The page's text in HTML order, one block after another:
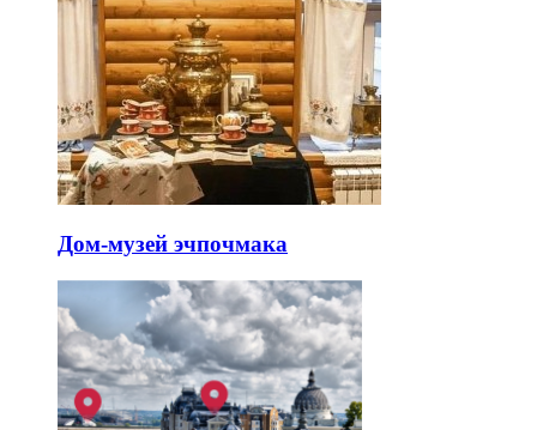
Дом-музей эчпочмака